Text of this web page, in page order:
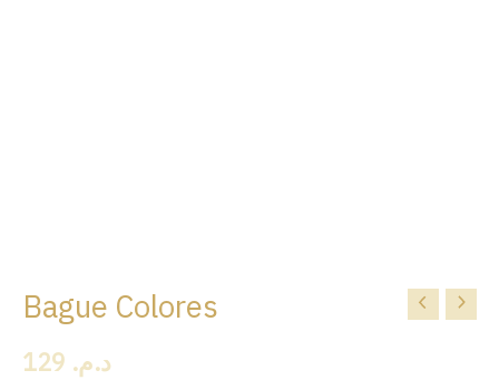
Bague Colores
د.م.
quantité
Bague